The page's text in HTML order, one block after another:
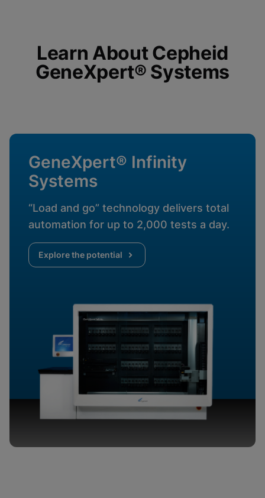
Ota toiminnalliset evästeet käyttöön
Learn About Cepheid
GeneXpert® Systems
GeneXpert® Infinity
Systems
“Load and go” technology delivers total
automation for up to 2,000 tests a day.
Explore the potential